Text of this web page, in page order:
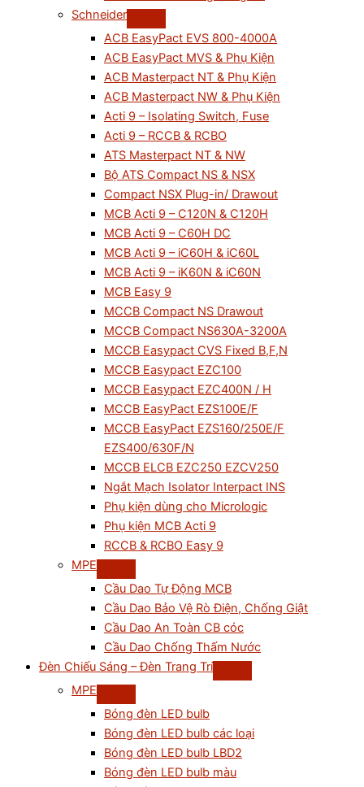
Schneider
ACB EasyPact EVS 800-4000A
ACB EasyPact MVS & Phụ Kiện
ACB Masterpact NT & Phụ Kiện
ACB Masterpact NW & Phụ Kiện
Acti 9 – Isolating Switch, Fuse
Acti 9 – RCCB & RCBO
ATS Masterpact NT & NW
Bộ ATS Compact NS & NSX
Compact NSX Plug-in/ Drawout
MCB Acti 9 – C120N & C120H
MCB Acti 9 – C60H DC
MCB Acti 9 – iC60H & iC60L
MCB Acti 9 – iK60N & iC60N
MCB Easy 9
MCCB Compact NS Drawout
MCCB Compact NS630A-3200A
MCCB Easypact CVS Fixed B,F,N
MCCB Easypact EZC100
MCCB Easypact EZC400N / H
MCCB EasyPact EZS100E/F
MCCB EasyPact EZS160/250E/F
EZS400/630F/N
MCCB ELCB EZC250 EZCV250
Ngắt Mạch Isolator Interpact INS
Phụ kiện dùng cho Micrologic
Phụ kiện MCB Acti 9
RCCB & RCBO Easy 9
MPE
Cầu Dao Tự Động MCB
Cầu Dao Bảo Vệ Rò Điện, Chống Giật
Cầu Dao An Toàn CB cóc
Cầu Dao Chống Thấm Nước
Đèn Chiếu Sáng – Đèn Trang Trí
MPE
Bóng đèn LED bulb
Bóng đèn LED bulb các loại
Bóng đèn LED bulb LBD2
Bóng đèn LED bulb màu